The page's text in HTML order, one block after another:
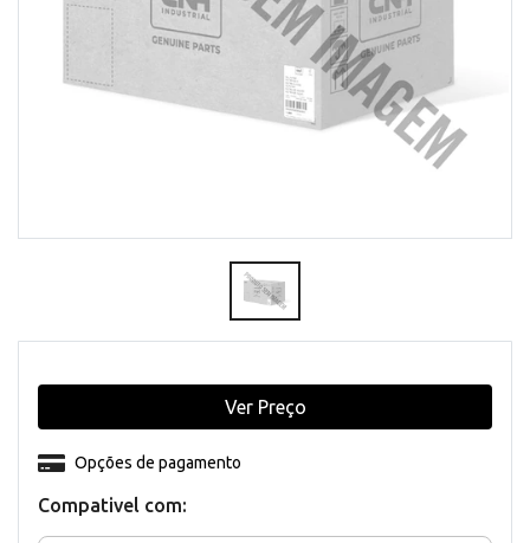
Compativel com:
Opções de pagamento
Ver Preço